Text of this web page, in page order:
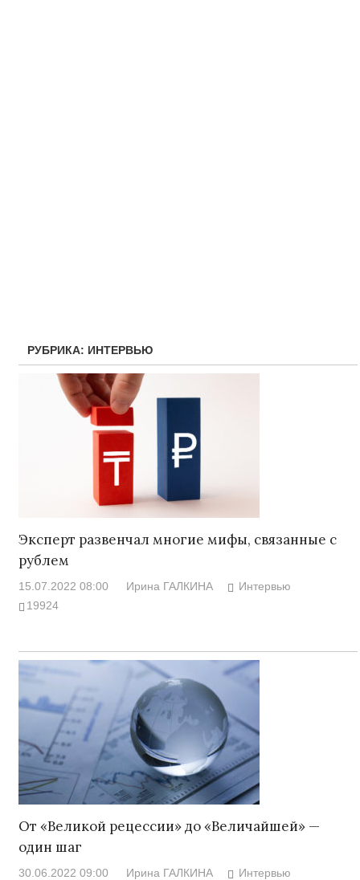
РУБРИКА: ИНТЕРВЬЮ
Эксперт развенчал многие мифы, связанные с
рублем
15.07.2022 08:00 Ирина ГАЛКИНА
Интервью
19924
От «Великой рецессии» до «Величайшей» —
один шаг
30.06.2022 09:00 Ирина ГАЛКИНА
Интервью